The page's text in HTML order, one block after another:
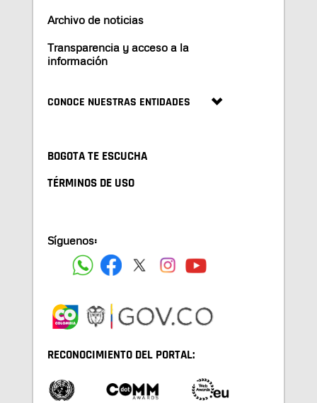
Archivo de noticias
Transparencia y acceso a la
información
CONOCE NUESTRAS ENTIDADES
BOGOTA TE ESCUCHA
TÉRMINOS DE USO
Síguenos:
RECONOCIMIENTO DEL PORTAL: